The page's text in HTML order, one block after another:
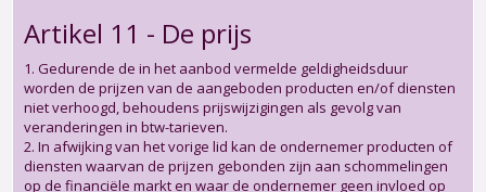
Artikel 11 - De prijs
1. Gedurende de in het aanbod vermelde geldigheidsduur
worden de prijzen van de aangeboden producten en/of diensten
niet verhoogd, behoudens prijswijzigingen als gevolg van
veranderingen in btw-tarieven.
2. In afwijking van het vorige lid kan de ondernemer producten of
diensten waarvan de prijzen gebonden zijn aan schommelingen
op de financiële markt en waar de ondernemer geen invloed op